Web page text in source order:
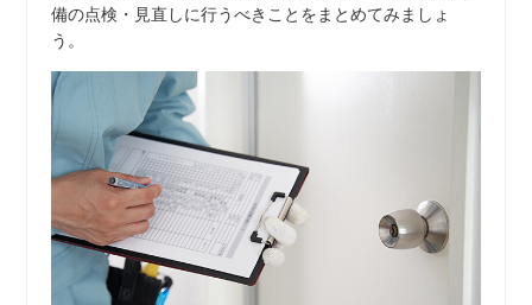
備の点検・見直しに行うべきことをまとめてみましょ
う。